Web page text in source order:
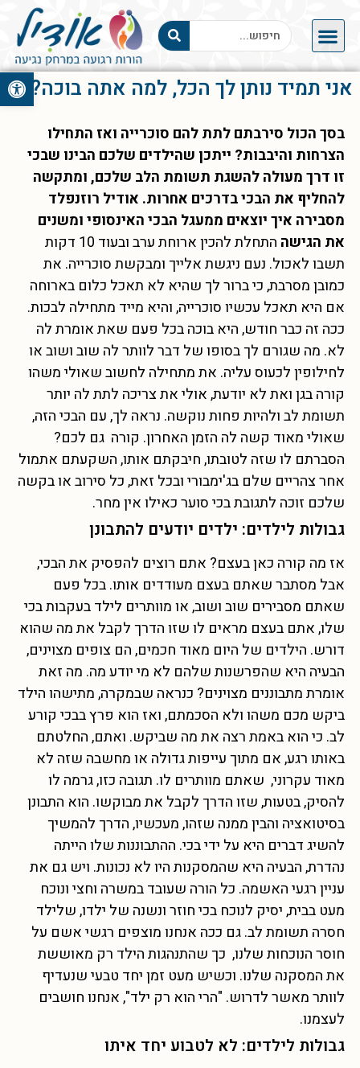
פתח אני תמיד נותן לך הכל, למה אתה בוכה?
בסך הכול סירבתם לתת להם סוכרייה ואז התחילו
הצרחות והיבבות? ייתכן שהילדים שלכם הבינו שבכי
זו דרך מעולה להשגת תשומת הלב שלכם, ומתקשה
להחליף את הבכי בדרכים אחרות. אודיל רוזנפלד
מסבירה איך יוצאים ממעגל הבכי האינסופי ומשנים
את הגישה
התחלת להכין ארוחת ערב ובעוד 10 דקות
תשבו לאכול. נעם ניגשת אלייך ומבקשת סוכרייה. את
כמובן מסרבת, כי ברור לך שהיא לא תאכל כלום בארוחה
אם היא תאכל עכשיו סוכרייה, והיא מייד מתחילה לבכות.
ככה זה כבר חודש, היא בוכה בכל פעם שאת אומרת לה
לא. מה שגורם לך בסופו של דבר לוותר לה שוב ושוב או
לחילופין לכעוס עליה. את מתחילה לחשוב שאולי משהו
קורה בגן ואת לא יודעת, אולי את צריכה לתת לה יותר
תשומת לב ולהיות פחות נוקשה. נראה לך, עם הבכי הזה,
שאולי מאוד קשה לה הזמן האחרון. קורה גם לכם?
הסברתם לו שזה לטובתו, חיבקתם אותו, השקעתם אתמול
אחר צהריים שלם בג'ימבורי ובכל זאת, כל סירוב או בקשה
שלכם זוכה לתגובת בכי סוער כאילו אין מחר.
גבולות לילדים: ילדים יודעים להתבונן
אז מה קורה כאן בעצם? אתם רוצים להפסיק את הבכי,
אבל מסתבר שאתם בעצם מעודדים אותו. בכל פעם
שאתם מסבירים שוב ושוב, או מוותרים לילד בעקבות בכי
שלו, אתם בעצם מראים לו שזו הדרך לקבל את מה שהוא
דורש. הילדים של היום מאוד חכמים, הם צופים מצוינים,
הבעיה היא שהפרשנות שלהם לא מי יודע מה. מה זאת
אומרת מתבוננים מצוינים? כנראה שבמקרה, מתישהו הילד
ביקש מכם משהו ולא הסכמתם, ואז הוא פרץ בבכי קורע
לב. כי הוא באמת רצה את מה שביקש. ואתם, החלטתם
באותו רגע, אם מתוך עייפות גדולה או מחשבה שזה לא
מאוד עקרוני, שאתם מוותרים לו. תגובה כזו, גרמה לו
להסיק, בטעות, שזו הדרך לקבל את מבוקשו. הוא התבונן
בסיטואציה והבין ממנה שזהו, מעכשיו, הדרך להמשיך
להשיג דברים היא על ידי בכי. ההתבוננות שלו הייתה
נהדרת, הבעיה היא שהמסקנות היו לא נכונות. ויש גם את
עניין רגעי האשמה. כל הורה שעובד במשרה וחצי ונוכח
מעט בבית, יסיק לנוכח בכי חוזר ונשנה של ילדו, שלילד
חסרה תשומת לב. גם ככה אנחנו מוצפים רגשי אשם על
חוסר הנוכחות שלנו, כך שהתנהגות הילד רק מאוששת
את המסקנה שלנו. וכשיש מעט זמן יחד טבעי שנעדיף
לוותר מאשר לדרוש. "הרי הוא רק ילד", אנחנו חושבים
לעצמנו.
גבולות לילדים: לא לטבוע יחד איתו